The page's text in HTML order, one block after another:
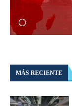
MÁS RECIENTE